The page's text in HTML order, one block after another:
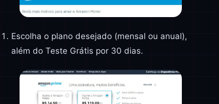
Escolha o plano desejado (mensal ou anual),
além do Teste Grátis por 30 dias.